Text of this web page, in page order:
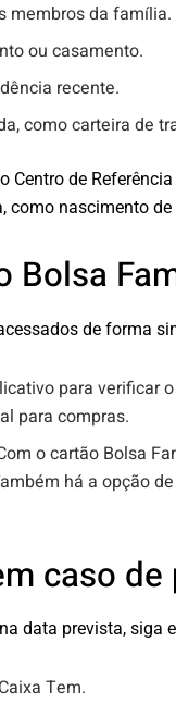
membros da família.
ou casamento.
recente.
como carteira de
Centro de
como nascimento
Bolsa
de forma
para verificar
para compras.
o cartão Bolsa
há a opção
caso
data prevista, siga
Tem.